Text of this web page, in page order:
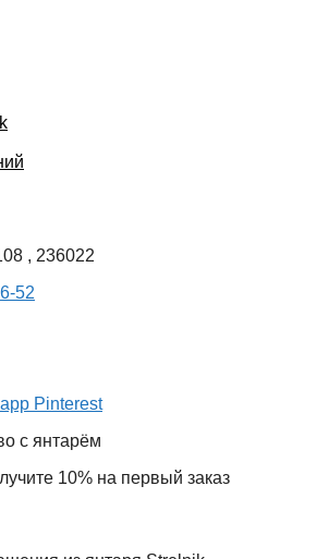
, 236022
52
Pinterest
с янтарём
10% на первый заказ